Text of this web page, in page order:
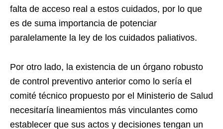
falta de acceso real a estos cuidados, por lo que
es de suma importancia de potenciar
paralelamente la ley de los cuidados paliativos.
Por otro lado, la existencia de un órgano robusto
de control preventivo anterior como lo sería el
comité técnico propuesto por el Ministerio de Salud
necesitaría lineamientos más vinculantes como
establecer que sus actos y decisiones tengan un